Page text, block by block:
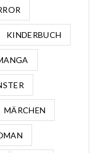
KINDERBUCH
MÄRCHEN